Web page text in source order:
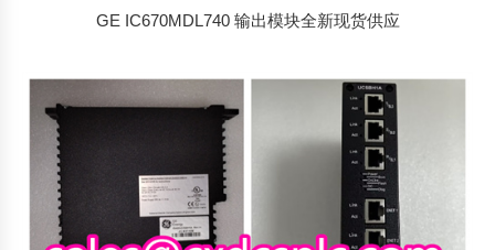
GE IC670MDL740 输出模块全新现货供应